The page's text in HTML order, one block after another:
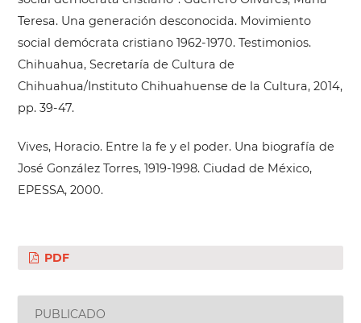
Teresa. Una generación desconocida. Movimiento
social demócrata cristiano 1962-1970. Testimonios.
Chihuahua, Secretaría de Cultura de
Chihuahua/Instituto Chihuahuense de la Cultura, 2014,
pp. 39-47.
Vives, Horacio. Entre la fe y el poder. Una biografía de
José González Torres, 1919-1998. Ciudad de México,
EPESSA, 2000.
PDF
PUBLICADO